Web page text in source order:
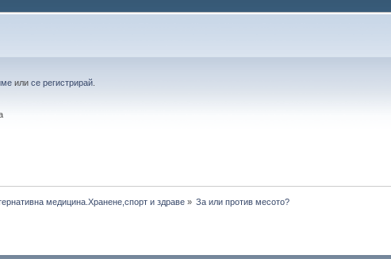
илисе регистрирай
медицина.Хранене,спорт и здраве » За или против месото?